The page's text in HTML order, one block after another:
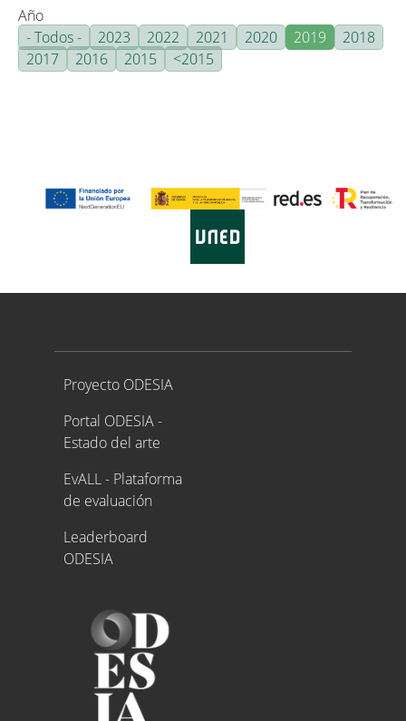
Año
- Todos -
2023 2022 2021 2020 2019
2018
2017
2016 2015 <2015
Proyecto ODESIA
Proyecto ODESIA
Portal ODESIA -
Estado del arte
EvALL - Plataforma
de evaluación
Leaderboard
ODESIA